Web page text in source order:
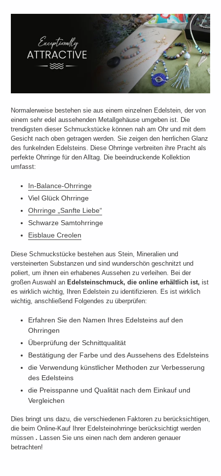
Normalerweise bestehen sie aus einem einzelnen Edelstein, der von
einem sehr edel aussehenden Metallgehäuse umgeben ist. Die
trendigsten dieser Schmuckstücke können nah am Ohr und mit dem
Gesicht nach oben getragen werden. Sie zeigen den herrlichen Glanz
des funkelnden Edelsteins. Diese Ohrringe verbreiten ihre Pracht als
perfekte Ohrringe für den Alltag. Die beeindruckende Kollektion
umfasst:
In-Balance-Ohrringe
Viel Glück Ohrringe
Ohrringe „Sanfte Liebe“
Schwarze Samtohrringe
Eisblaue Creolen
Diese Schmuckstücke bestehen aus Stein, Mineralien und
versteinerten Substanzen und sind wunderschön geschnitzt und
poliert, um ihnen ein erhabenes Aussehen zu verleihen. Bei der
großen Auswahl an Edelsteinschmuck, die online erhältlich ist, ist
es wirklich wichtig, Ihren Edelstein zu identifizieren. Es ist wirklich
wichtig, anschließend Folgendes zu überprüfen:
Erfahren Sie den Namen Ihres Edelsteins auf den
Ohrringen
Überprüfung der Schnittqualität
Bestätigung der Farbe und des Aussehens des Edelsteins
die Verwendung künstlicher Methoden zur Verbesserung
des Edelsteins
die Preisspanne und Qualität nach dem Einkauf und
Vergleichen
Dies bringt uns dazu, die verschiedenen Faktoren zu berücksichtigen,
die beim Online-Kauf Ihrer Edelsteinohrringe berücksichtigt werden
müssen . Lassen Sie uns einen nach dem anderen genauer
betrachten!